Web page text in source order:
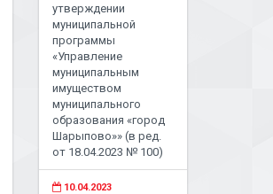
утверждении
муниципальной
программы
«Управление
муниципальным
имуществом
муниципального
образования «город
Шарыпово»» (в ред.
от 18.04.2023 № 100)
10.04.2023